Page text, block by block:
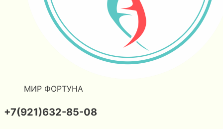
МИР ФОРТУНА
+7(921)632-85-08